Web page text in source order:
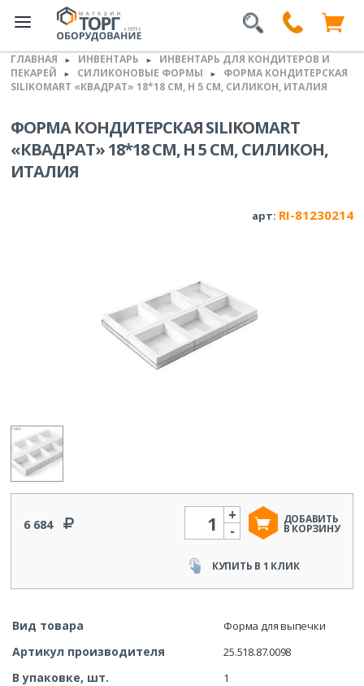
ГЛАВНАЯ ► ИНВЕНТАРЬ ►
ИНВЕНТАРЬ ДЛЯ КОНДИТЕРОВ И
ПЕКАРЕЙ
► СИЛИКОНОВЫЕ ФОРМЫ ►
ФОРМА КОНДИТЕРСКАЯ
SILIKOMART «КВАДРАТ» 18*18 СМ, H 5 СМ, СИЛИКОН, ИТАЛИЯ
ФОРМА КОНДИТЕРСКАЯ SILIKOMART
«КВАДРАТ» 18*18 СМ, H 5 СМ, СИЛИКОН,
ИТАЛИЯ
арт: RI-81230214
6 684
Количество
-
+ ДОБАВИТЬ
В КОРЗИНУ
КУПИТЬ В 1 КЛИК
Вид товара Форма для выпечки
Артикул производителя 25.518.87.0098
В упаковке, шт. 1